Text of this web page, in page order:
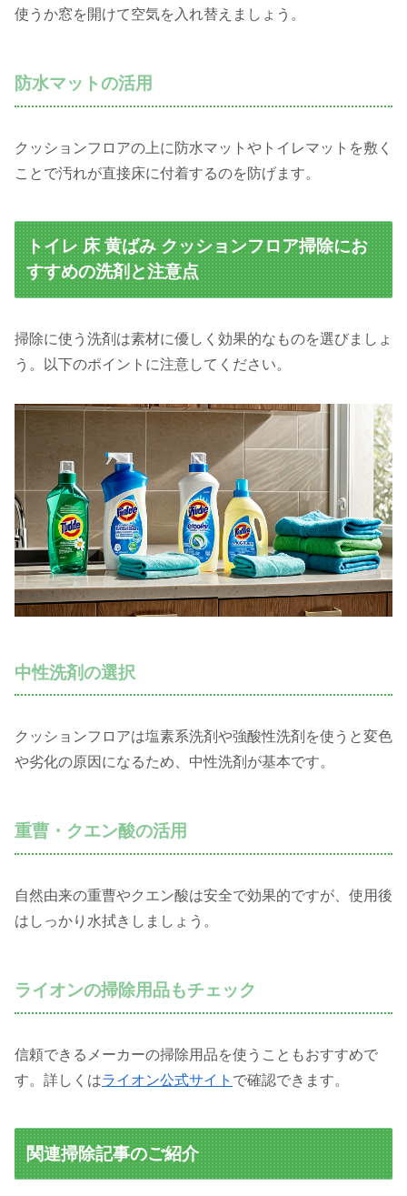
使うか窓を開けて空気を入れ替えましょう。
防水マットの活用
クッションフロアの上に防水マットやトイレマットを敷く
ことで汚れが直接床に付着するのを防げます。
トイレ 床 黄ばみ クッションフロア掃除にお
すすめの洗剤と注意点
掃除に使う洗剤は素材に優しく効果的なものを選びましょ
う。以下のポイントに注意してください。
中性洗剤の選択
クッションフロアは塩素系洗剤や強酸性洗剤を使うと変色
や劣化の原因になるため、中性洗剤が基本です。
重曹・クエン酸の活用
自然由来の重曹やクエン酸は安全で効果的ですが、使用後
はしっかり水拭きしましょう。
ライオンの掃除用品もチェック
信頼できるメーカーの掃除用品を使うこともおすすめで
す。詳しくはライオン公式サイト で確認できます。
関連掃除記事のご紹介